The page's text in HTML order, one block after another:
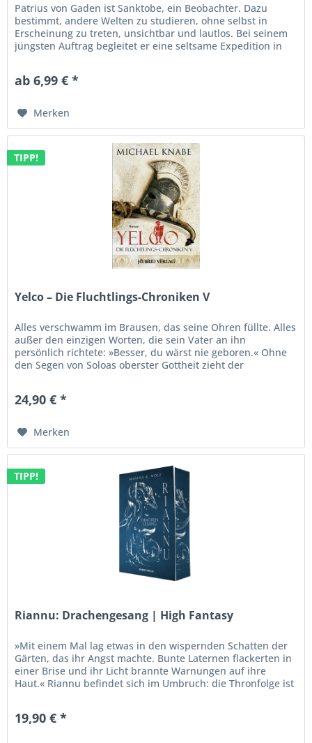
Patrius von Gaden ist Sanktobe, ein Beobachter. Dazu
bestimmt, andere Welten zu studieren, ohne selbst in
Erscheinung zu treten, unsichtbar und lautlos. Bei seinem
jüngsten Auftrag begleitet er eine seltsame Expedition in
ab 6,99 € *
Merken
TIPP!
Yelco – Die Fluchtlings-Chroniken V
Alles verschwamm im Brausen, das seine Ohren füllte. Alles
außer den einzigen Worten, die sein Vater an ihn
persönlich richtete: »Besser, du wärst nie geboren.« Ohne
den Segen von Soloas oberster Gottheit zieht der
24,90 € *
Merken
TIPP!
Riannu: Drachengesang | High Fantasy
»Mit einem Mal lag etwas in den wispernden Schatten der
Gärten, das ihr Angst machte. Bunte Laternen flackerten in
einer Brise und ihr Licht brannte Warnungen auf ihre
Haut.« Riannu befindet sich im Umbruch: die Thronfolge ist
19,90 € *